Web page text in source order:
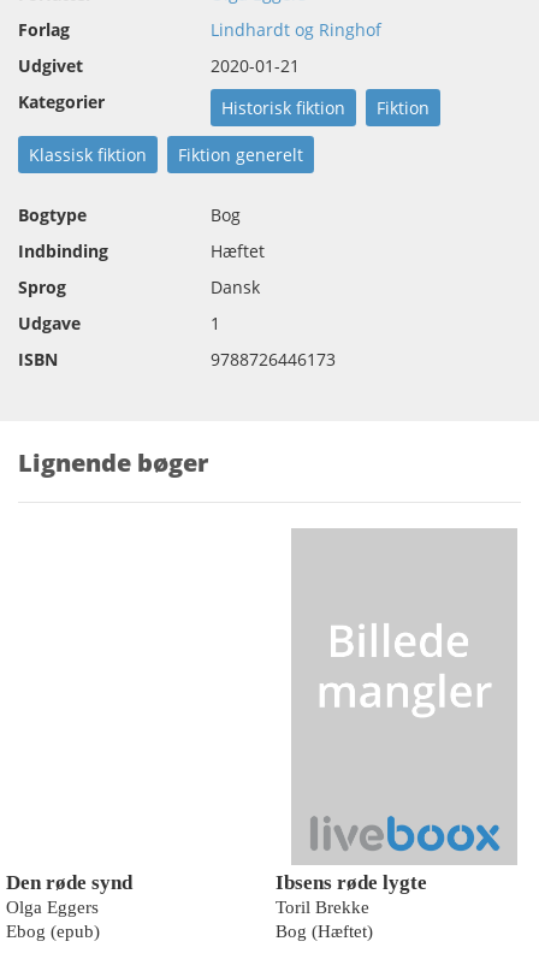
Forlag
Lindhardt og Ringhof
Udgivet
2020-01-21
Kategorier
Historisk fiktion Fiktion
Klassisk fiktion Fiktion generelt
Bogtype
Bog
Indbinding
Hæftet
Sprog
Dansk
Udgave
1
ISBN
9788726446173
Lignende bøger
Den røde synd
Olga Eggers
Ebog (epub)
Ibsens røde lygte
Toril Brekke
Bog (Hæftet)